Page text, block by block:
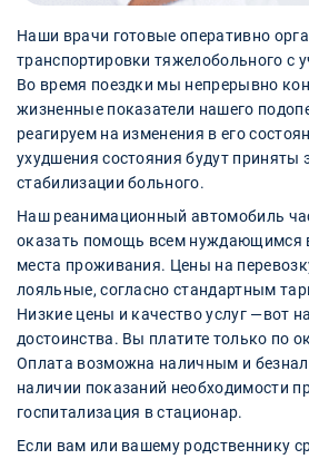
Наши врачи готовые оперативно
транспортировки тяжелобольного с
Во время поездки мы непрерывно
жизненные показатели нашего
реагируем на изменения в его
ухудшения состояния будут
стабилизации больного.
Наш реанимационный автомобиль
оказать помощь всем нуждающимся
места проживания. Цены на
лояльные, согласно стандартным
Низкие цены и качество услуг —вот
достоинства. Вы платите только по
Оплата возможна наличным и
наличии показаний необходимости
госпитализация в стационар.
Если вам или вашему родственнику